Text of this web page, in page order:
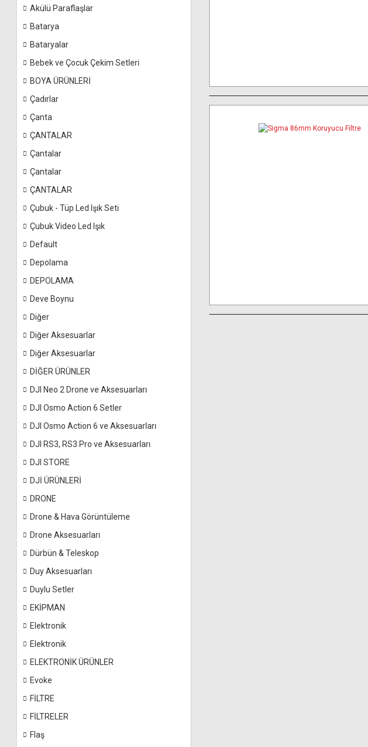
Akülü Paraflaşlar
Batarya
Bataryalar
Bebek ve Çocuk Çekim Setleri
BOYA ÜRÜNLERİ
Çadırlar
Çanta
ÇANTALAR
Çantalar
Çantalar
ÇANTALAR
Çubuk - Tüp Led Işık Seti
Çubuk Video Led Işık
Default
Depolama
DEPOLAMA
Deve Boynu
Diğer
Diğer Aksesuarlar
Diğer Aksesuarlar
DİĞER ÜRÜNLER
DJI Neo 2 Drone ve Aksesuarları
DJI Osmo Action 6 Setler
DJI Osmo Action 6 ve Aksesuarları
DJI RS3, RS3 Pro ve Aksesuarları
DJI STORE
DJİ ÜRÜNLERİ
DRONE
Drone & Hava Görüntüleme
Drone Aksesuarları
Dürbün & Teleskop
Duy Aksesuarları
Duylu Setler
EKİPMAN
Elektronik
Elektronik
ELEKTRONİK ÜRÜNLER
Evoke
FİLTRE
FİLTRELER
Flaş